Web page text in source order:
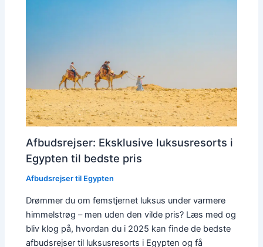
Afbudsrejser: Eksklusive luksusresorts i
Egypten til bedste pris
Afbudsrejser til Egypten
Drømmer du om femstjernet luksus under varmere
himmelstrøg – men uden den vilde pris? Læs med og
bliv klog på, hvordan du i 2025 kan finde de bedste
afbudsrejser til luksusresorts i Egypten og få